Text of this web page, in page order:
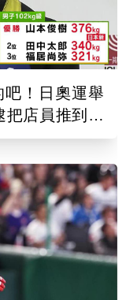
！日奧運舉
把店員推到骨